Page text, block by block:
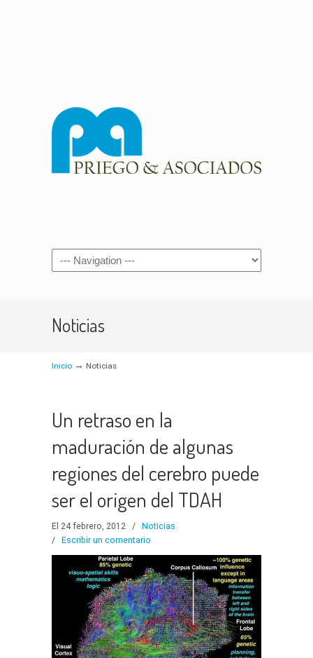
Navigation
Noticias
Inicio → Noticias
Un retraso en la
maduración de algunas
regiones del cerebro puede
ser el origen del TDAH
El 24 febrero, 2012 /
Noticias
/
Escribir un comentario